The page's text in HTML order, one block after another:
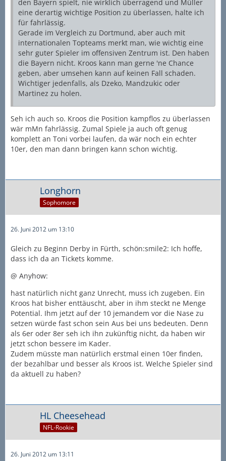
den Bayern spielt, nie wirklich überragend und Müller
eine derartig wichtige Position zu überlassen, halte ich
für fahrlässig.
Gerade im Vergleich zu Dortmund, aber auch mit
internationalen Topteams merkt man, wie wichtig eine
sehr guter Spieler im offensiven Zentrum ist. Den haben
die Bayern nicht. Kroos kann man gerne 'ne Chance
geben, aber umsehen kann auf keinen Fall schaden.
Wichtiger jedenfalls, als Dzeko, Mandzukic oder
Martinez zu holen.
Seh ich auch so. Kroos die Position kampflos zu überlassen
wär mMn fahrlässig. Zumal Spiele ja auch oft genug
komplett an Toni vorbei laufen, da wär noch ein echter
10er, den man dann bringen kann schon wichtig.
Longhorn
Sophomore
26. Juni 2012 um 13:10
Gleich zu Beginn Derby in Fürth, schön:smile2: Ich hoffe,
dass ich da an Tickets komme.
@ Anyhow:
hast natürlich nicht ganz Unrecht, muss ich zugeben. Ein
Kroos hat bisher enttäuscht, aber in ihm steckt ne Menge
Potential. Ihm jetzt auf der 10 jemandem vor die Nase zu
setzen würde fast schon sein Aus bei uns bedeuten. Denn
als 6er oder 8er seh ich ihn zukünftig nicht, da haben wir
jetzt schon bessere im Kader.
Zudem müsste man natürlich erstmal einen 10er finden,
der bezahlbar und besser als Kroos ist. Welche Spieler sind
da aktuell zu haben?
HL Cheesehead
NFL-Rookie
26. Juni 2012 um 13:11